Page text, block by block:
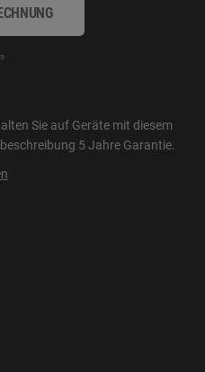
Sie auf Geräte mit diesem
5 Jahre Garantie.